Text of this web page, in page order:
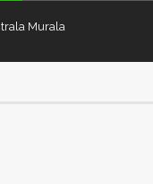
Murala